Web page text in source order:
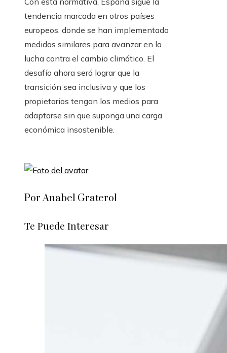
tendencia marcada en otros países
europeos, donde se han implementado
medidas similares para avanzar en la
lucha contra el cambio climático. El
desafío ahora será lograr que la
transición sea inclusiva y que los
propietarios tengan los medios para
adaptarse sin que suponga una carga
económica insostenible.
Por Anabel Graterol
Te Puede Interesar